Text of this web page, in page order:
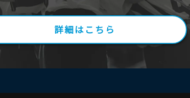
詳細はこちら